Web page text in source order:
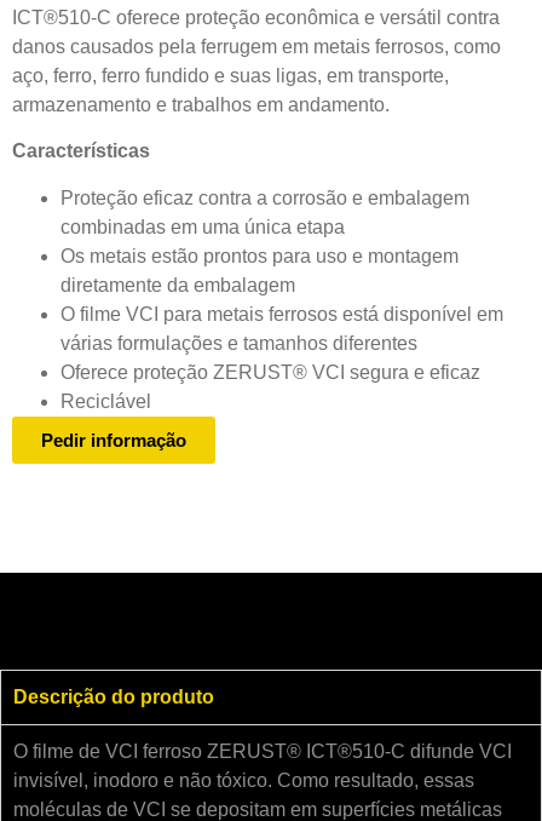
ICT®510-C oferece proteção econômica e versátil contra
danos causados pela ferrugem em metais ferrosos, como
aço, ferro, ferro fundido e suas ligas, em transporte,
armazenamento e trabalhos em andamento.
Características
Proteção eficaz contra a corrosão e embalagem
combinadas em uma única etapa
Os metais estão prontos para uso e montagem
diretamente da embalagem
O filme VCI para metais ferrosos está disponível em
várias formulações e tamanhos diferentes
Oferece proteção ZERUST® VCI segura e eficaz
Reciclável
Pedir informação
Descrição do produto
O filme de VCI ferroso ZERUST® ICT®510-C difunde VCI
invisível, inodoro e não tóxico. Como resultado, essas
moléculas de VCI se depositam em superfícies metálicas